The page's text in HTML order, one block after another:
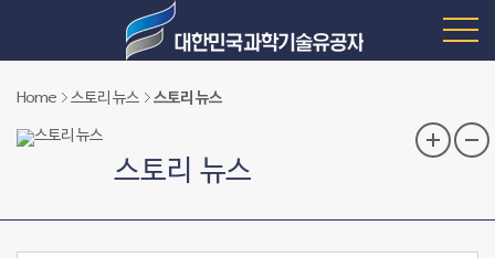
Home 스토리 뉴스 스토리 뉴스
스토리 뉴스